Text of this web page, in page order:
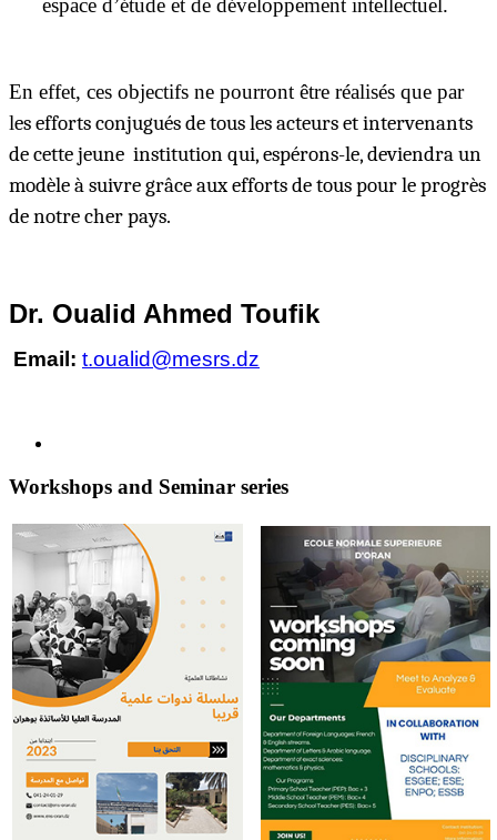
espace d’étude et de développement intellectuel.
En effet, ces objectifs ne pourront être réalisés que par
les efforts conjugués de tous les acteurs et intervenants
de cette jeune institution qui, espérons-le, deviendra un
modèle à suivre grâce aux efforts de tous pour le progrès
de notre cher pays.
Dr. Oualid Ahmed Toufik
Email: t.oualid@mesrs.dz
Workshops and Seminar series